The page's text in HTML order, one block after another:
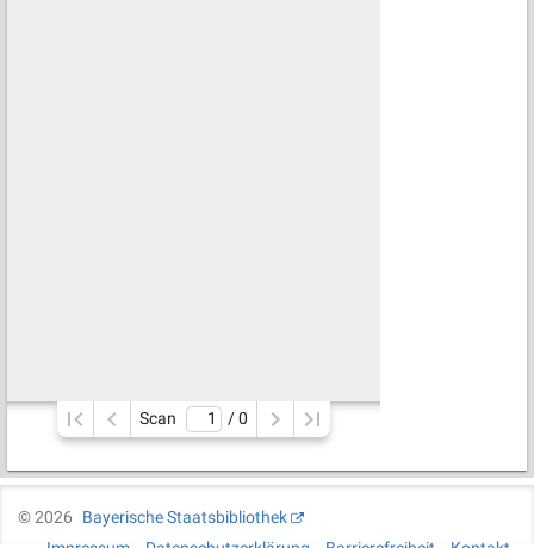
Scan / 0
©2026
Bayerische Staatsbibliothek